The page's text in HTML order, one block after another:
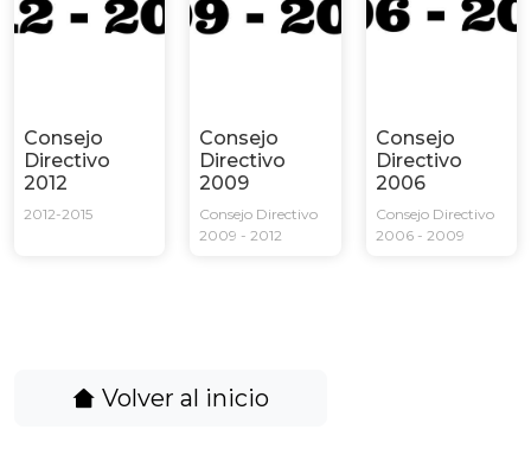
Consejo
Directivo
2012
2012-2015
Consejo
Directivo
2009
Consejo Directivo
2009 - 2012
Consejo
Directivo
2006
Consejo Directivo
2006 - 2009
Volver al inicio